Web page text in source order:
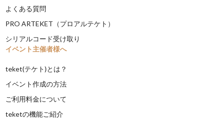
よくある質問
PRO ARTEKET（プロアルテケト）
シリアルコード受け取り
イベント主催者様へ
teket(テケト)とは？
イベント作成の方法
ご利用料金について
teketの機能ご紹介